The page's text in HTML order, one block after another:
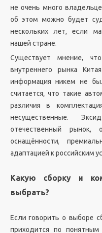
не очень много
об этом можно будет
нескольких лет, если
нашей стране.
Существует мнение,
внутреннего рынка
информация никем не
считается, что такие
различия в
несущественные.
отечественный рынок,
оснащённости,
адаптацией к российским
Какую сборку и
выбрать?
Если говорить о выборе
приходится по